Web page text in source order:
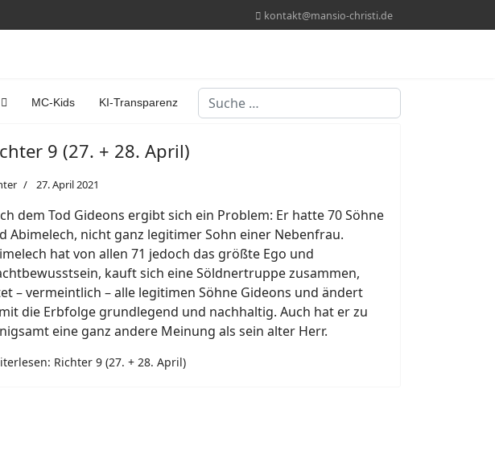
kontakt@mansio-christi.de
MC-Kids KI-Transparenz Suchen
9 (27. + 28. April)
27. April 2021
dem Tod Gideons ergibt sich ein Problem: Er hatte 70 Söhne
Abimelech, nicht ganz legitimer Sohn einer Nebenfrau.
hat von allen 71 jedoch das größte Ego und
kauft sich eine Söldnertruppe zusammen,
– vermeintlich – alle legitimen Söhne Gideons und ändert
die Erbfolge grundlegend und nachhaltig. Auch hat er zu
eine ganz andere Meinung als sein alter Herr.
Richter 9 (27. + 28. April)